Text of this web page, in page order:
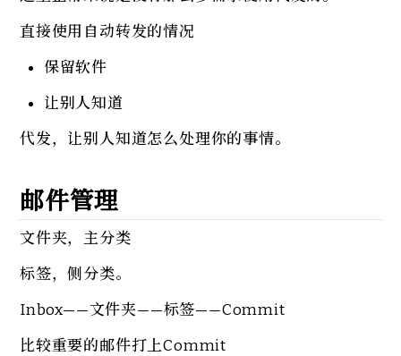
直接使用自动转发的情况
保留软件
让别人知道
代发，让别人知道怎么处理你的事情。
邮件管理
文件夹，主分类
标签，侧分类。
Inbox——文件夹——标签——Commit
比较重要的邮件打上Commit